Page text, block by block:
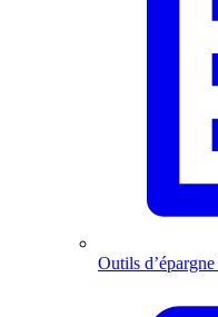
Outils d’épargne